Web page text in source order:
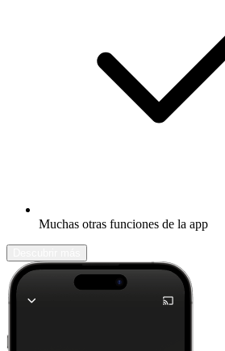
Muchas otras funciones de la app